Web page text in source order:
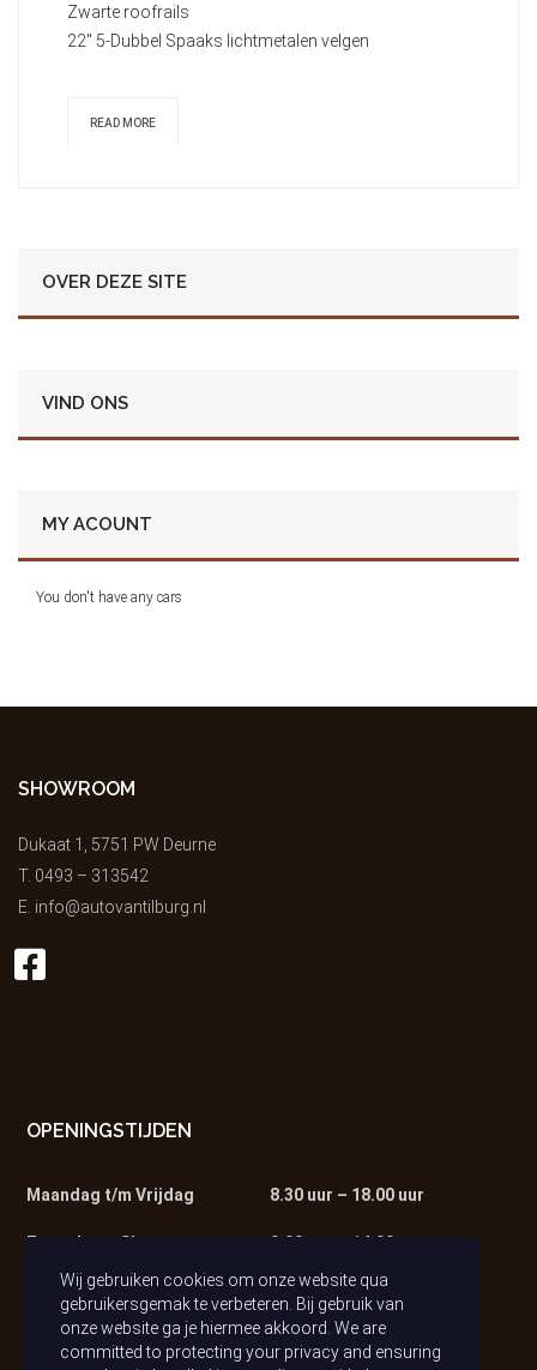
Zwarte roofrails
22" 5-Dubbel Spaaks lichtmetalen velgen
READ MORE
OVER DEZE SITE
VIND ONS
MY ACOUNT
You don't have any cars
SHOWROOM
Dukaat 1, 5751 PW Deurne
T. 0493 – 313542
E. info@autovantilburg.nl
OPENINGSTIJDEN
Maandag t/m Vrijdag 8.30 uur – 18.00 uur
Zaterdag – Showroom 9.00 uur – 14.00 uur
Zaterdag – Werkplaats 9.00 uur – 13.00 uur
Wij gebruiken cookies om onze website qua
gebruikersgemak te verbeteren. Bij gebruik van
onze website ga je hiermee akkoord. We are
committed to protecting your privacy and ensuring